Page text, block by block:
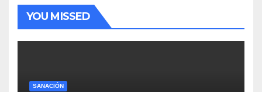
YOU MISSED
SANACIÓN